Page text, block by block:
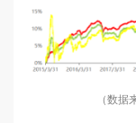
（数据